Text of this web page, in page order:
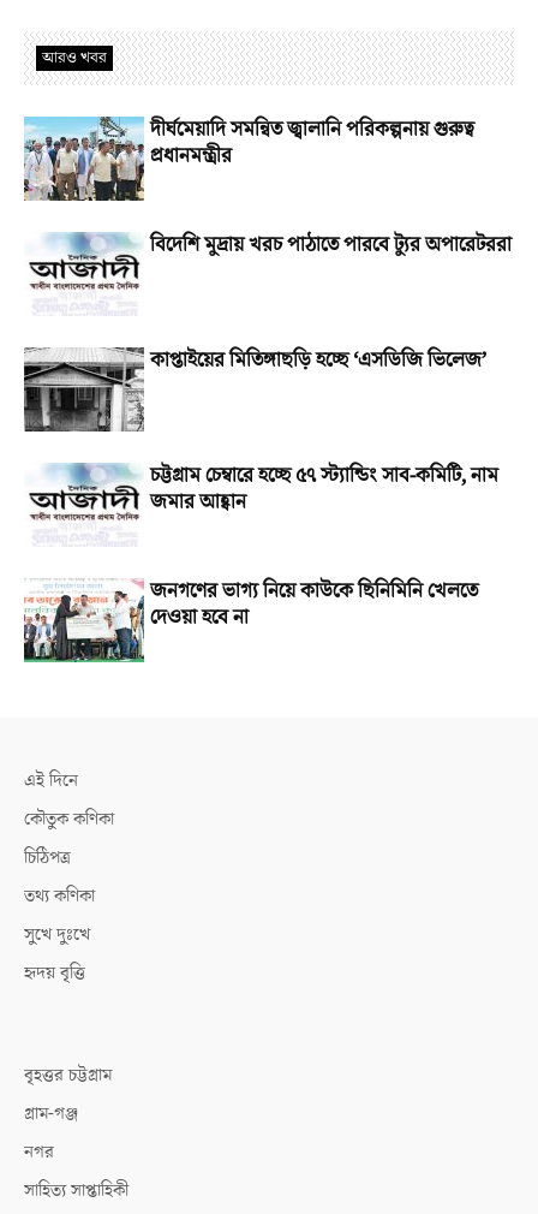
আরও খবর
দীর্ঘমেয়াদি সমন্বিত জ্বালানি পরিকল্পনায় গুরুত্ব
প্রধানমন্ত্রীর
বিদেশি মুদ্রায় খরচ পাঠাতে পারবে ট্যুর অপারেটররা
কাপ্তাইয়ের মিতিঙ্গাছড়ি হচ্ছে ‘এসডিজি ভিলেজ’
চট্টগ্রাম চেম্বারে হচ্ছে ৫৭ স্ট্যান্ডিং সাব-কমিটি, নাম
জমার আহ্বান
জনগণের ভাগ্য নিয়ে কাউকে ছিনিমিনি খেলতে
দেওয়া হবে না
এই দিনে
কৌতুক কণিকা
চিঠিপত্র
তথ্য কণিকা
সুখে দুঃখে
হৃদয় বৃত্তি
বৃহত্তর চট্টগ্রাম
গ্রাম-গঞ্জ
নগর
সাহিত্য সাপ্তাহিকী